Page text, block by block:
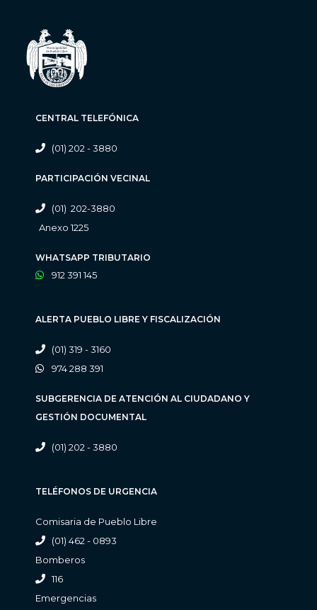
CENTRAL TELEFÓNICA
(01) 202 - 3880
PARTICIPACIÓN VECINAL
(01) 202-3880
Anexo 1225
WHATSAPP TRIBUTARIO
912 391 145
ALERTA PUEBLO LIBRE Y FISCALIZACIÓN
(01) 319 - 3160
974 288 391
SUBGERENCIA DE ATENCIÓN AL CIUDADANO Y
GESTIÓN DOCUMENTAL
(01) 202 - 3880
TELÉFONOS DE URGENCIA
Comisaria de Pueblo Libre
(01) 462 - 0893
Bomberos
116
Emergencias